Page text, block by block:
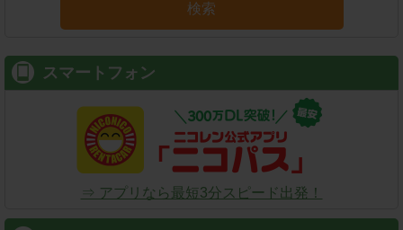
検索
スマートフォン
⇒ アプリなら最短3分スピード出発！